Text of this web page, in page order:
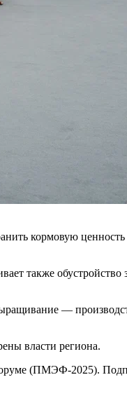
кормовую
также
—
власти региона.
(ПМЭФ-2025).